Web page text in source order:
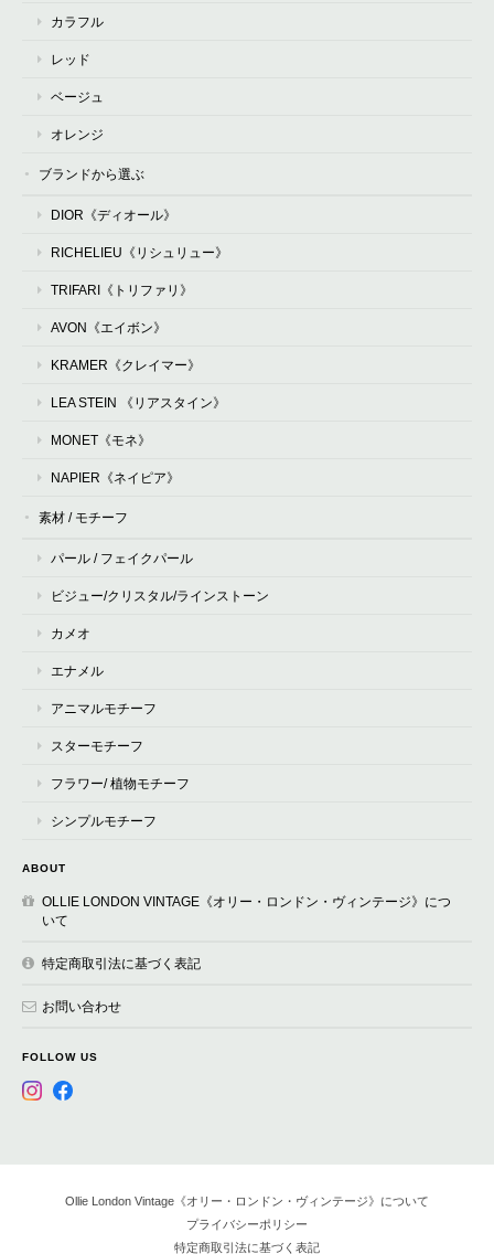
カラフル
レッド
ベージュ
オレンジ
ブランドから選ぶ
DIOR《ディオール》
RICHELIEU《リシュリュー》
TRIFARI《トリファリ》
AVON《エイボン》
KRAMER《クレイマー》
LEA STEIN 《リアスタイン》
MONET《モネ》
NAPIER《ネイピア》
素材 / モチーフ
パール / フェイクパール
ビジュー/クリスタル/ラインストーン
カメオ
エナメル
アニマルモチーフ
スターモチーフ
フラワー/ 植物モチーフ
シンプルモチーフ
ABOUT
OLLIE LONDON VINTAGE《オリー・ロンドン・ヴィンテージ》につ
いて
特定商取引法に基づく表記
お問い合わせ
FOLLOW US
Ollie London Vintage《オリー・ロンドン・ヴィンテージ》について
プライバシーポリシー
特定商取引法に基づく表記